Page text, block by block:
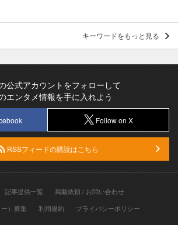
キーワードをもっと見る
公式アカウントをフォローして
エンタメ情報を手に入れよう
Follow on X
RSSフィードの購読はこちら
記事提供一覧
掲載依頼 / お問い合わせ
）募集
利用規約 プライバシーポリシー